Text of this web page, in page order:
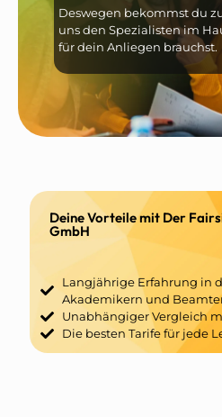
Deswegen bekommst du
uns den Spezialisten im
für dein Anliegen brauchst.
Deine Vorteile mit Der
GmbH
Langjährige Erfahrung in
Akademikern und
Unabhängiger Vergleich
Die besten Tarife für jede